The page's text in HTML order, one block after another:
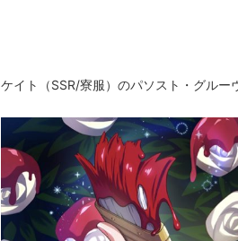
ケイト（SSR/寮服）のパソスト・グルー